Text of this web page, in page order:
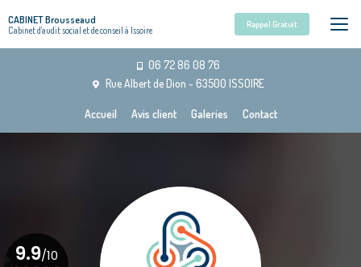
au
contenu
principal
06 72 86 08 76
Rue Albert de Dion - 63500 ISSOIRE
Accueil
Avis client Galeries Contact
CABINET Brousseaud
Cabinet d'audit social et de conseil à Issoire Rappel Gratuit
9.9/10